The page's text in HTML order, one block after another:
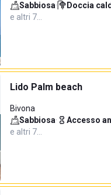
Sabbiosa· Doccia
e altri 7…
Lido Palm beach
Bivona
Sabbiosa· Accesso
e altri 7…